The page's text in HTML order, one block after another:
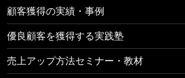
顧客獲得の実績・事例
優良顧客を獲得する実践塾
売上アップ方法セミナー・教材